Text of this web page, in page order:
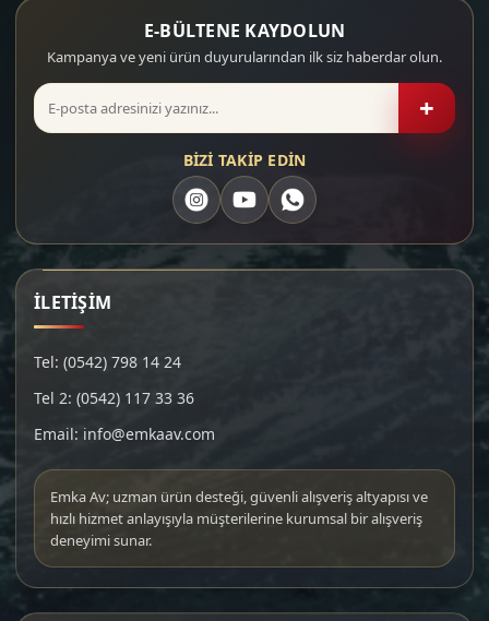
E-BÜLTENE KAYDOLUN
Kampanya ve yeni ürün duyurularından ilk siz haberdar olun.
+
BİZİ TAKİP EDİN
İLETİŞİM
Tel: (0542) 798 14 24
Tel 2: (0542) 117 33 36
Email: info@emkaav.com
Emka Av; uzman ürün desteği, güvenli alışveriş altyapısı ve
hızlı hizmet anlayışıyla müşterilerine kurumsal bir alışveriş
deneyimi sunar.